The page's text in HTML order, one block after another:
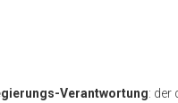
Verantwortung: der